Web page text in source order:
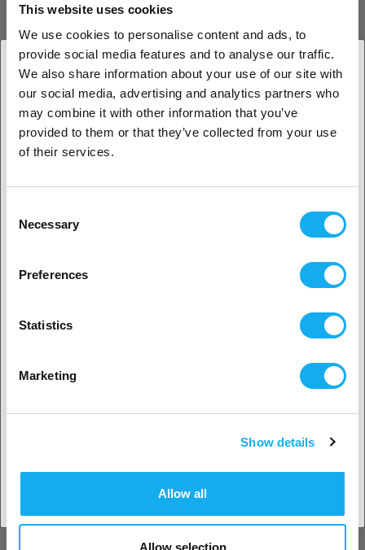
This website uses cookies
We use cookies to personalise content and ads, to
provide social media features and to analyse our traffic.
We also share information about your use of our site with
our social media, advertising and analytics partners who
may combine it with other information that you’ve
provided to them or that they’ve collected from your use
of their services.
Selection
Necessary
Preferences
Statistics
Marketing
Show details
Allow all
Allow selection
1. Ben je een zakelijke of een particuliere klant?
Zakelijke klant
Particuliere klant